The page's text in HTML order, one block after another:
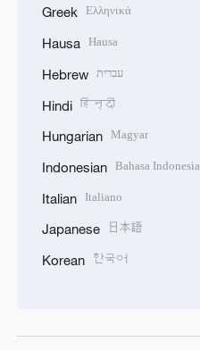
Greek Ελληνικά
Hausa Hausa
Hebrew עברית
Hindi हिन्दी
Hungarian Magyar
Indonesian Bahasa Indonesia
Italian Italiano
Japanese 日本語
Korean 한국어